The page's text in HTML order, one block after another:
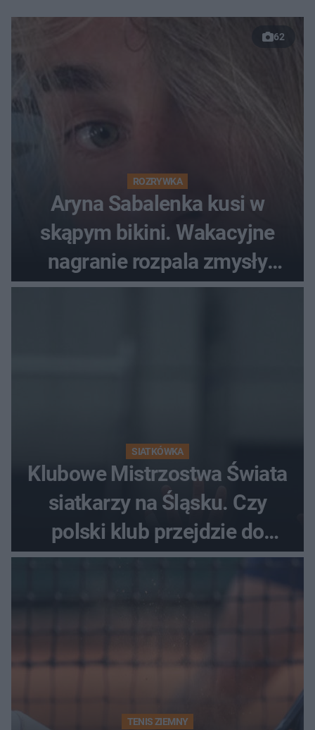
62
ROZRYWKA
Aryna Sabalenka kusi w
skąpym bikini. Wakacyjne
nagranie rozpala zmysły
fanów
SIATKÓWKA
Klubowe Mistrzostwa Świata
siatkarzy na Śląsku. Czy
polski klub przejdzie do
historii
TENIS ZIEMNY